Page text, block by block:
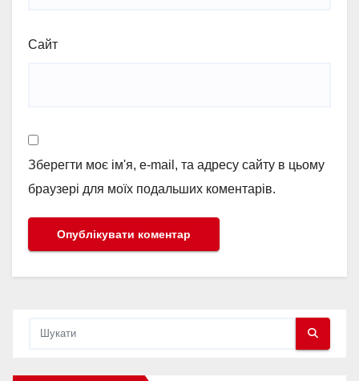
Сайт
Зберегти моє ім'я, e-mail, та адресу сайту в цьому
браузері для моїх подальших коментарів.